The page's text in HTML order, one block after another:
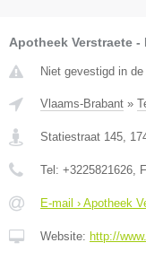
Apotheek Verstraete -
Niet gevestigd in
Vlaams-Brabant »
Statiestraat 145
Tel: +3225821626 ,
E-mail › Apotheek
Website: http://